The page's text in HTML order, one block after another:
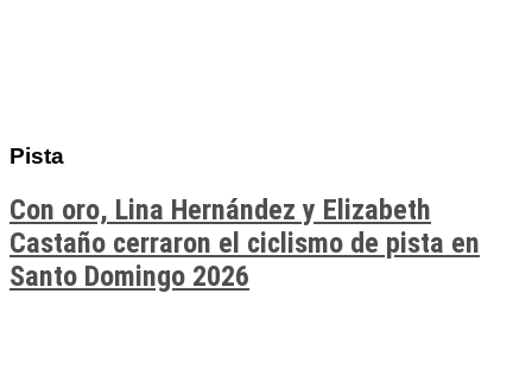
Pista
Con oro, Lina Hernández y Elizabeth
Castaño cerraron el ciclismo de pista en
Santo Domingo 2026